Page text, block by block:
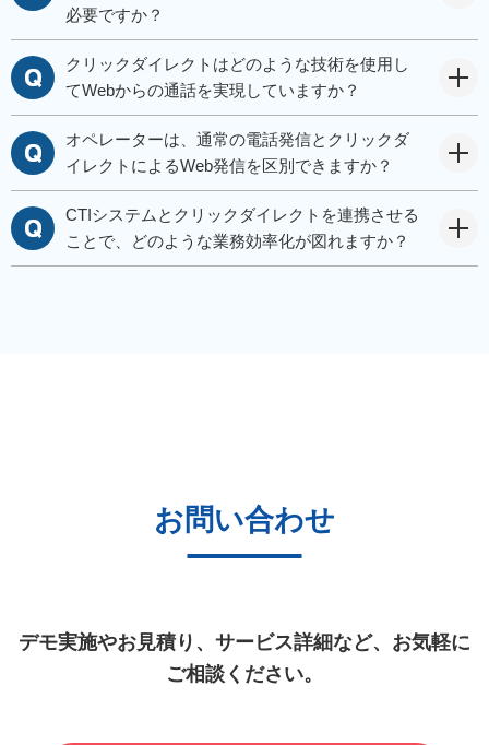
必要ですか？
クリックダイレクトはどのような技術を使用し
てWebからの通話を実現していますか？
オペレーターは、通常の電話発信とクリックダ
イレクトによるWeb発信を区別できますか？
CTIシステムとクリックダイレクトを連携させる
ことで、どのような業務効率化が図れますか？
お問い合わせ
デモ実施やお見積り、サービス詳細など、お気軽に
ご相談ください。